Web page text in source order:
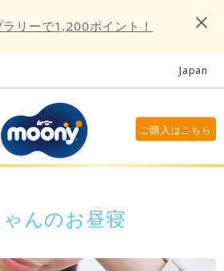
リーで1,200ポイント！
Japan
ご購入はこちら
んのお昼寝